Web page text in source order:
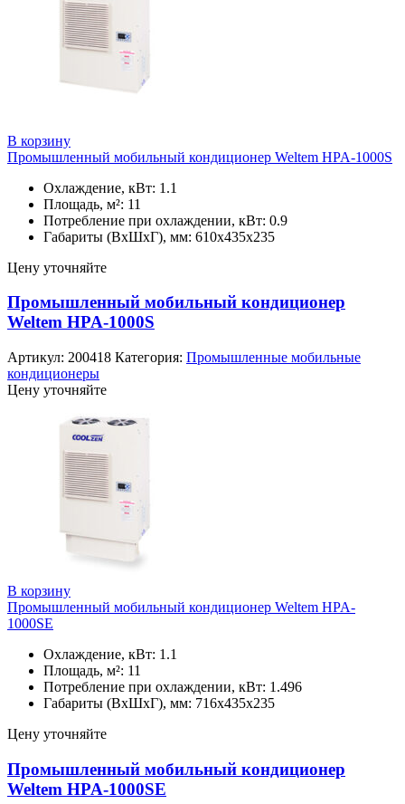
В корзину
Промышленный мобильный кондиционер Weltem HPA-1000S
Охлаждение, кВт: 1.1
Площадь, м²: 11
Потребление при охлаждении, кВт: 0.9
Габариты (ВхШхГ), мм: 610х435х235
Цену уточняйте
Промышленный мобильный кондиционер
Weltem HPA-1000S
Артикул: 200418 Категория: Промышленные мобильные
кондиционеры
Цену уточняйте
В корзину
Промышленный мобильный кондиционер Weltem HPA-
1000SE
Охлаждение, кВт: 1.1
Площадь, м²: 11
Потребление при охлаждении, кВт: 1.496
Габариты (ВхШхГ), мм: 716х435х235
Цену уточняйте
Промышленный мобильный кондиционер
Weltem HPA-1000SE